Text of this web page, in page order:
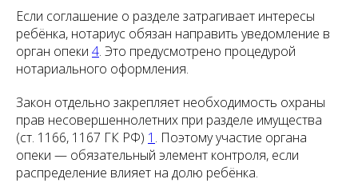
Если соглашение о разделе затрагивает интересы
ребёнка, нотариус обязан направить уведомление в
орган опеки 4. Это предусмотрено процедурой
нотариального оформления.
Закон отдельно закрепляет необходимость охраны
прав несовершеннолетних при разделе имущества
(ст. 1166, 1167 ГК РФ) 1 . Поэтому участие органа
опеки — обязательный элемент контроля, если
распределение влияет на долю ребёнка.